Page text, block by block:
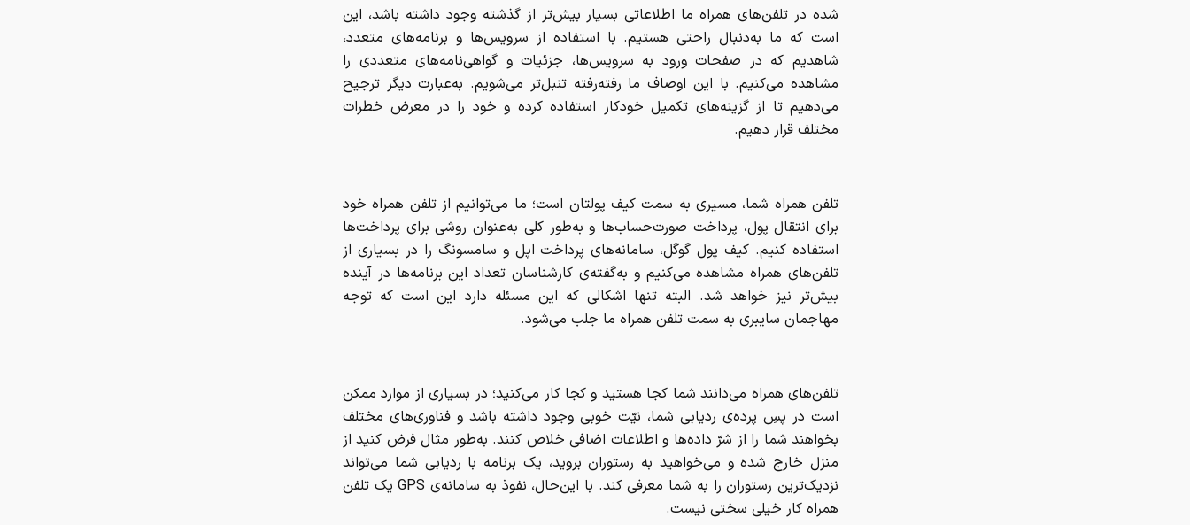
شده در تلفن‌های همراه ما اطلاعاتی بسیار بیش‌تر از گذشته وجود داشته باشد، این
است که ما به‌دنبال راحتی هستیم. با استفاده از سرویس‌ها و برنامه‌های متعدد،
شاهدیم که در صفحات ورود به سرویس‌ها، جزئیات و گواهی‌نامه‌های متعددی را
مشاهده می‌کنیم. با این اوصاف ما رفته‌رفته تنبل‌تر می‌شویم. به‌عبارت دیگر ترجیح
می‌دهیم تا از گزینه‌های تکمیل خودکار استفاده کرده و خود را در معرض خطرات
مختلف قرار دهیم.
تلفن همراه شما، مسیری به سمت کیف پولتان است؛ ما می‌توانیم از تلفن همراه خود
برای انتقال پول، پرداخت صورت‌حساب‌ها و به‌طور کلی به‌عنوان روشی برای پرداخت‌ها
استفاده کنیم. کیف پول گوگل، سامانه‌های پرداخت اپل و سامسونگ را در بسیاری از
تلفن‌های همراه مشاهده می‌کنیم و به‌گفته‌ی کارشناسان تعداد این برنامه‌ها در آینده
بیش‌تر نیز خواهد شد. البته تنها اشکالی که این مسئله دارد این است که توجه
مهاجمان سایبری به سمت تلفن همراه ما جلب می‌شود.
تلفن‌های همراه می‌دانند شما کجا هستید و کجا کار می‌کنید؛ در بسیاری از موارد ممکن
است در پسِ پرده‌ی ردیابی شما، نیّت خوبی وجود داشته باشد و فناوری‌های مختلف
بخواهند شما را از شرّ داده‌ها و اطلاعات اضافی خلاص کنند. به‌طور مثال فرض کنید از
منزل خارج شده و می‌خواهید به رستوران بروید، یک برنامه با ردیابی شما می‌تواند
نزدیک‌ترین رستوران را به شما معرفی کند. با این‌حال، نفوذ به سامانه‌ی GPS یک تلفن
همراه کار خیلی سختی نیست.